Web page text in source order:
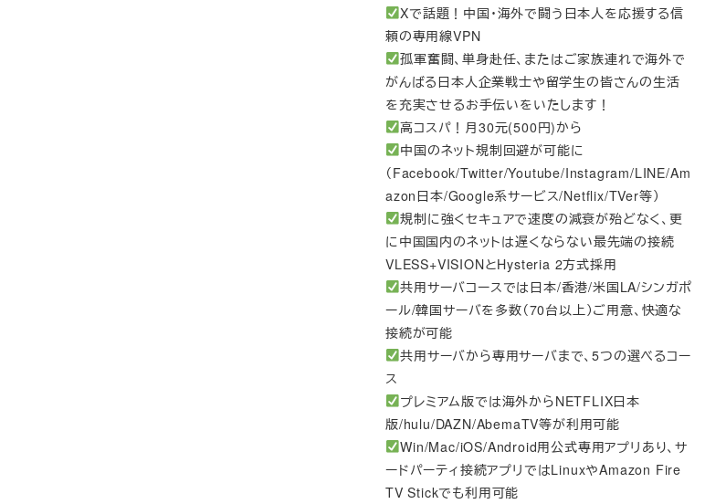
Xで話題！中国・海外で闘う日本人を応援する信
頼の専用線VPN
孤軍奮闘、単身赴任、またはご家族連れで海外で
がんばる日本人企業戦士や留学生の皆さんの生活
を充実させるお手伝いをいたします！
高コスパ！月30元(500円)から
中国のネット規制回避が可能に
（Facebook/Twitter/Youtube/Instagram/LINE/Am
azon日本/Google系サービス/Netflix/TVer等）
規制に強くセキュアで速度の減衰が殆どなく、更
に中国国内のネットは遅くならない最先端の接続
VLESS+VISIONとHysteria 2方式採用
共用サーバコースでは日本/香港/米国LA/シンガポ
ール/韓国サーバを多数（70台以上）ご用意、快適な
接続が可能
共用サーバから専用サーバまで、5つの選べるコー
ス
プレミアム版では海外からNETFLIX日本
版/hulu/DAZN/AbemaTV等が利用可能
Win/Mac/iOS/Android用公式専用アプリあり、サ
ードパーティ接続アプリではLinuxやAmazon Fire
TV Stickでも利用可能